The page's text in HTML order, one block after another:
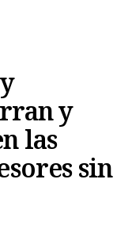
y
las
sin